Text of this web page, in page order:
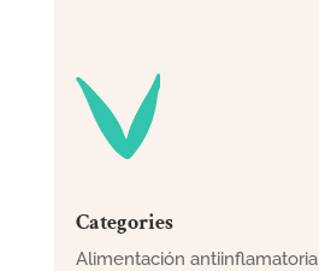
Categories
Alimentación antiinflamatoria